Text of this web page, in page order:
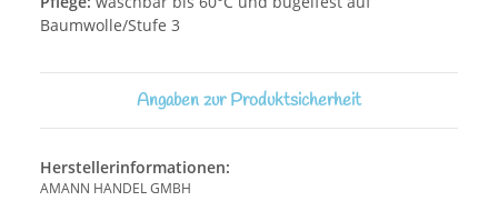
Baumwolle/Stufe 3
Angaben zur Produktsicherheit
Herstellerinformationen:
AMANN HANDEL GMBH